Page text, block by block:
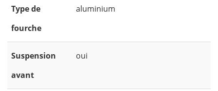
Type de
fourche
aluminium
Suspension
avant
oui